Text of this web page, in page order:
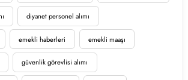
diyanet personel alımı
emekli haberleri emekli maaşı
güvenlik görevlisi alımı